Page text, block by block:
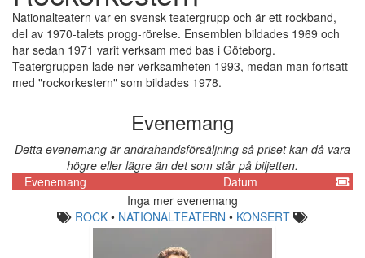
Nationalteatern var en svensk teatergrupp och är ett rockband,
del av 1970-talets progg-rörelse. Ensemblen bildades 1969 och
har sedan 1971 varit verksam med bas i Göteborg.
Teatergruppen lade ner verksamheten 1993, medan man fortsatt
med "rockorkestern" som bildades 1978.
Evenemang
Detta evenemang är andrahandsförsäljning så priset kan då vara
högre eller lägre än det som står på biljetten.
Evenemang
Datum
Inga mer evenemang
ROCK • NATIONALTEATERN • KONSERT